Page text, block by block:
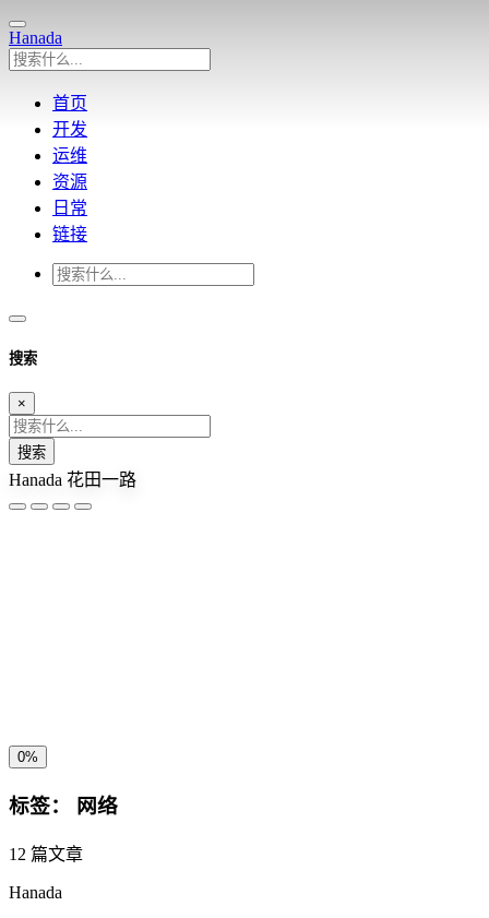
Hanada
首页
开发
运维
资源
日常
链接
搜索
×
搜索
Hanada 花田一路
0%
标签： 网络
12 篇文章
Hanada